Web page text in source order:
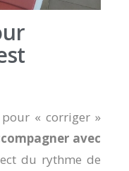
pour « corriger »
avec
du rythme de